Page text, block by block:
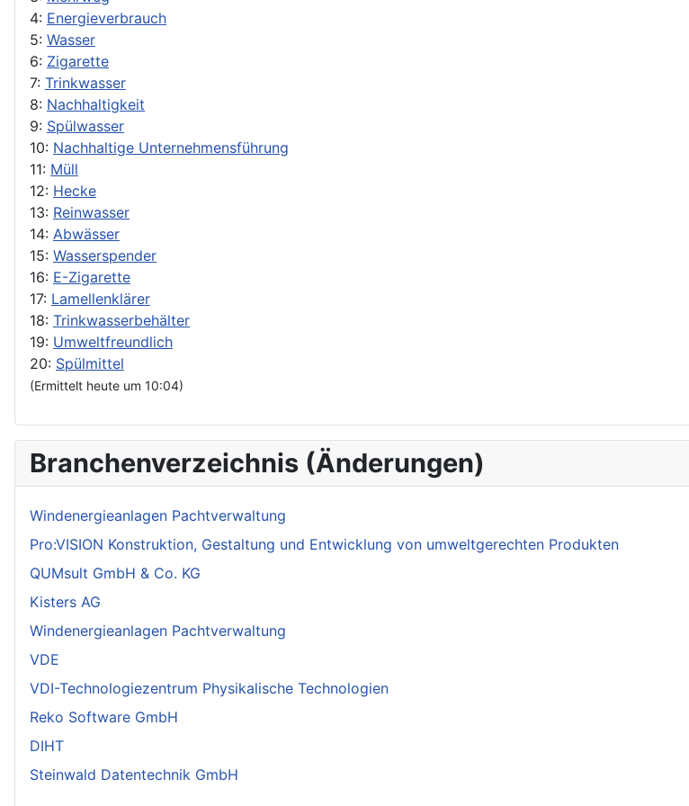
4: Energieverbrauch
5: Wasser
6: Zigarette
7: Trinkwasser
8: Nachhaltigkeit
9: Spülwasser
10: Nachhaltige Unternehmensführung
11: Müll
12: Hecke
13: Reinwasser
14: Abwässer
15: Wasserspender
16: E-Zigarette
17: Lamellenklärer
18: Trinkwasserbehälter
19: Umweltfreundlich
20: Spülmittel
(Ermittelt heute um 10:04)
Branchenverzeichnis (Änderungen)
Windenergieanlagen Pachtverwaltung
Pro:VISION Konstruktion, Gestaltung und Entwicklung von umweltgerechten Produkten
QUMsult GmbH & Co. KG
Kisters AG
Windenergieanlagen Pachtverwaltung
VDE
VDI-Technologiezentrum Physikalische Technologien
Reko Software GmbH
DIHT
Steinwald Datentechnik GmbH